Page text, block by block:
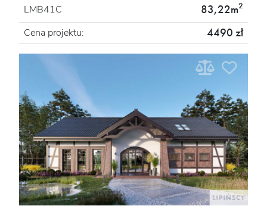
LMB41C 83,22m2
Cena projektu: 4490 zł